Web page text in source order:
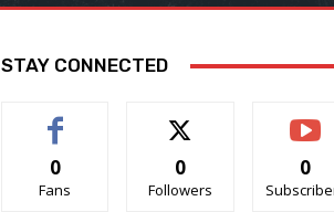
STAY CONNECTED
0
Fans
0
Followers
0